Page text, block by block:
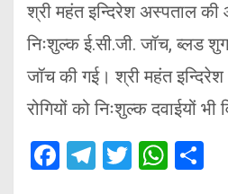
श्री महंत इन्दिरेश अस्पताल की
निःशुल्क ई.सी.जी. जॉच, ब्लड
जॉच की गई। श्री महंत
रोगियों को निःशुल्क दवाईयों भी
F
T
T
W